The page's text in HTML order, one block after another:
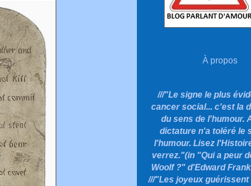
À propos
///"Le signe le plus
cancer social... c'est la
du sens de l'humour.
dictature n'a toléré le
l'humour. Lisez
verrez."(in "Qui a peur
Woolf ?"d'Edward
///"Les joyeux